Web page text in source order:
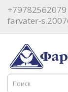
+79782562079
farvater-